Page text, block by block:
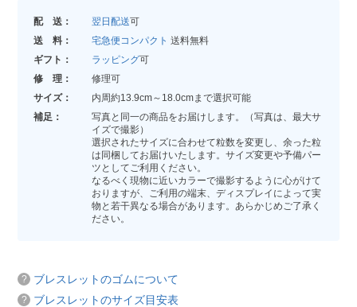
配 送： 翌日配送可
送 料：
宅急便コンパクト 送料無料
ギフト：
ラッピング可
修 理：
修理可
サイズ：
内周約13.9cm～18.0cmまで選択可能
補足：
写真と同一の商品をお届けします。（写真は、最大サ
イズで撮影）
選択されたサイズに合わせて粒数を変更し、余った粒
は同梱してお届けいたします。サイズ変更や予備パー
ツとしてご利用ください。
なるべく現物に近いカラーで撮影するように心がけて
おりますが、ご利用の端末、ディスプレイによって実
物と若干異なる場合があります。あらかじめご了承く
ださい。
ブレスレットのゴムについて
ブレスレットのサイズ目安表